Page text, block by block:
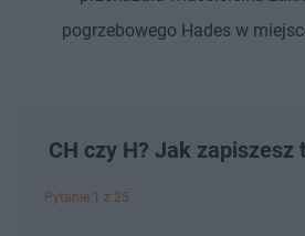
pogrzebowego Hades w
CH czy H? Jak zapiszesz
Pytanie 1 z 25